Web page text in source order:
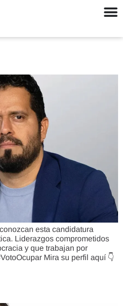
esta candidatura
Liderazgos comprometidos
y que trabajan por
Mira su perfil aquí 👇